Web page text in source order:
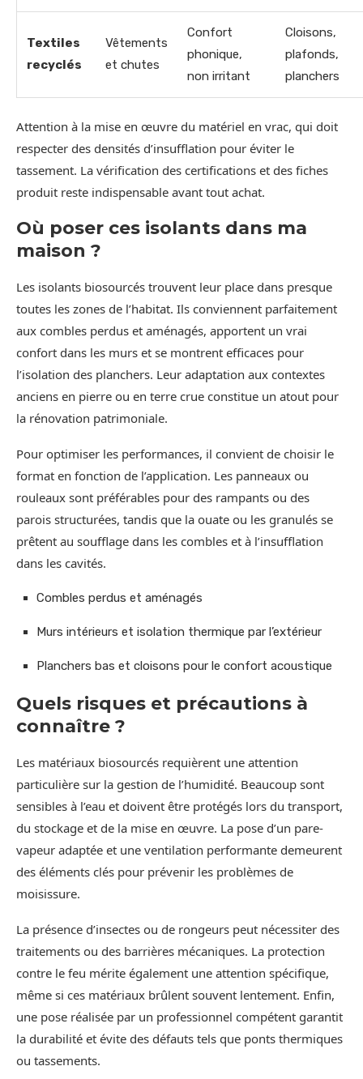
Textiles
recyclés
Vêtements
et chutes
Confort
phonique,
non irritant
Cloisons,
plafonds,
planchers
Attention à la mise en œuvre du matériel en vrac, qui doit
respecter des densités d’insufflation pour éviter le
tassement. La vérification des certifications et des fiches
produit reste indispensable avant tout achat.
Où poser ces isolants dans ma
maison ?
Les isolants biosourcés trouvent leur place dans presque
toutes les zones de l’habitat. Ils conviennent parfaitement
aux combles perdus et aménagés, apportent un vrai
confort dans les murs et se montrent efficaces pour
l’isolation des planchers. Leur adaptation aux contextes
anciens en pierre ou en terre crue constitue un atout pour
la rénovation patrimoniale.
Pour optimiser les performances, il convient de choisir le
format en fonction de l’application. Les panneaux ou
rouleaux sont préférables pour des rampants ou des
parois structurées, tandis que la ouate ou les granulés se
prêtent au soufflage dans les combles et à l’insufflation
dans les cavités.
Combles perdus et aménagés
Murs intérieurs et isolation thermique par l’extérieur
Planchers bas et cloisons pour le confort acoustique
Quels risques et précautions à
connaître ?
Les matériaux biosourcés requièrent une attention
particulière sur la gestion de l’humidité. Beaucoup sont
sensibles à l’eau et doivent être protégés lors du transport,
du stockage et de la mise en œuvre. La pose d’un pare-
vapeur adaptée et une ventilation performante demeurent
des éléments clés pour prévenir les problèmes de
moisissure.
La présence d’insectes ou de rongeurs peut nécessiter des
traitements ou des barrières mécaniques. La protection
contre le feu mérite également une attention spécifique,
même si ces matériaux brûlent souvent lentement. Enfin,
une pose réalisée par un professionnel compétent garantit
la durabilité et évite des défauts tels que ponts thermiques
ou tassements.